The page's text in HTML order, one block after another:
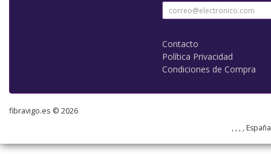
Contacto
Política Privacidad
Condiciones de Compra
fibravigo.es © 2026
, , , ,